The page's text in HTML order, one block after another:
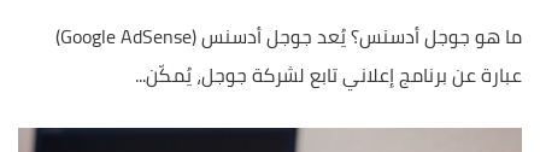
ما هو جوجل أدسنس؟ يُعد جوجل أدسنس (Google AdSense)‏
عبارة عن برنامج إعلاني تابع لشركة جوجل، يُمكّن...